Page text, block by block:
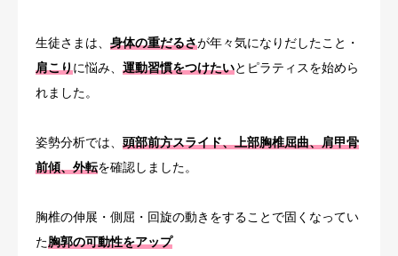
生徒さまは、 身体の重だるさが年々気になりだしたこと・
肩こりに悩み、 運動習慣をつけたいとピラティスを始めら
れました。
姿勢分析では、 頭部前方スライド、上部胸椎屈曲、肩甲骨
前傾、外転を確認しました。
胸椎の伸展・側屈・回旋の動きをすることで固くなってい
た胸郭の可動性をアップ